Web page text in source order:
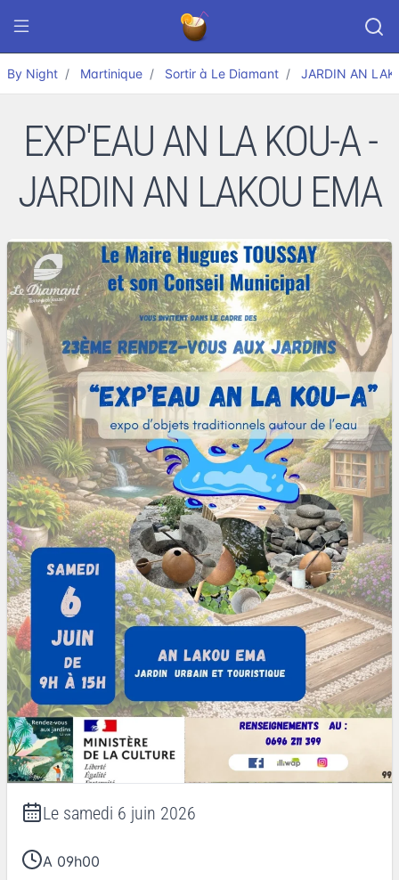
By Night Martinique Sortir à Le Diamant JARDIN AN
EXP'EAU AN LA KOU-A -
JARDIN AN LAKOU EMA
Le samedi 6 juin 2026
A 09h00